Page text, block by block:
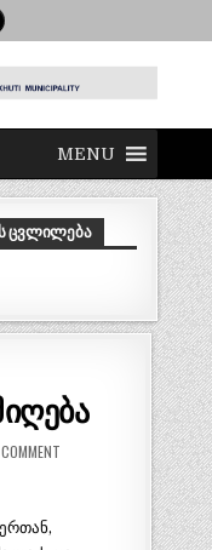
MENU
ᲪᲕᲚᲘᲚᲔᲑᲐ